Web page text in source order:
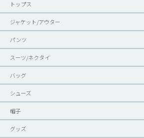
トップス
ジャケット/アウター
パンツ
スーツ/ネクタイ
バッグ
シューズ
帽子
グッズ